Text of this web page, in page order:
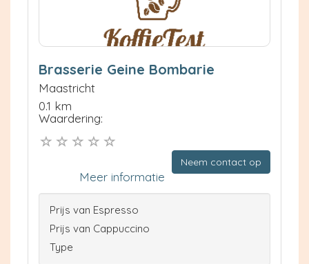
Brasserie Geine Bombarie
Maastricht
0.1 km
Waardering:
Neem contact op
Meer informatie
Prijs van Espresso
Prijs van Cappuccino
Type